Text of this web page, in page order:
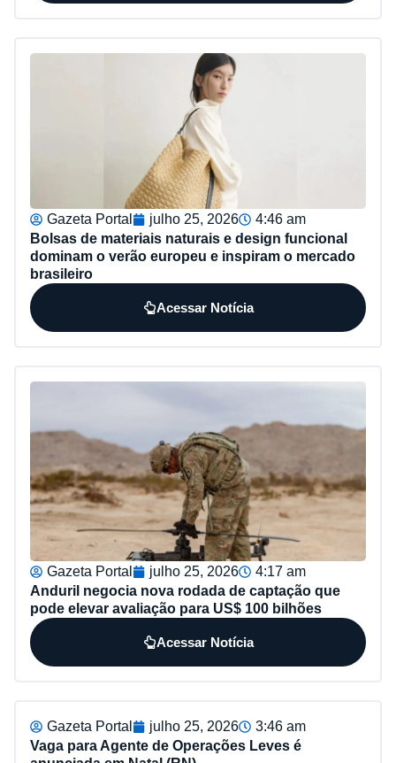
Gazeta Portal julho 25, 2026
4:46 am
Bolsas de materiais naturais e design funcional
dominam o verão europeu e inspiram o mercado
brasileiro
Acessar Notícia
Gazeta Portal julho 25, 2026
4:17 am
Anduril negocia nova rodada de captação que
pode elevar avaliação para US$ 100 bilhões
Acessar Notícia
Gazeta Portal julho 25, 2026
3:46 am
Vaga para Agente de Operações Leves é